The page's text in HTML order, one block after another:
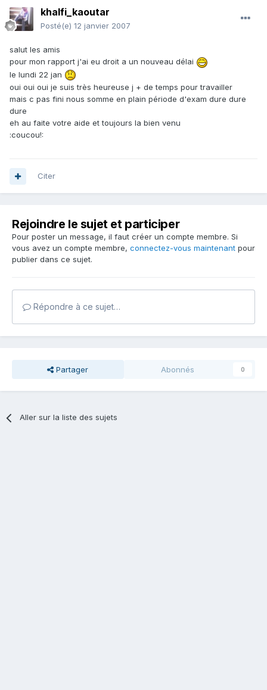
khalfi_kaoutar
Posté(e) 12 janvier 2007
salut les amis
pour mon rapport j'ai eu droit a un nouveau délai
le lundi 22 jan
oui oui oui je suis très heureuse j + de temps pour travailler
mais c pas fini nous somme en plain période d'exam dure dure
dure
eh au faite votre aide et toujours la bien venu
:coucou!:
Citer
Rejoindre le sujet et participer
Pour poster un message, il faut créer un compte membre. Si
vous avez un compte membre, connectez-vous maintenant pour
publier dans ce sujet.
Répondre à ce sujet…
Partager Abonnés 0
Aller sur la liste des sujets